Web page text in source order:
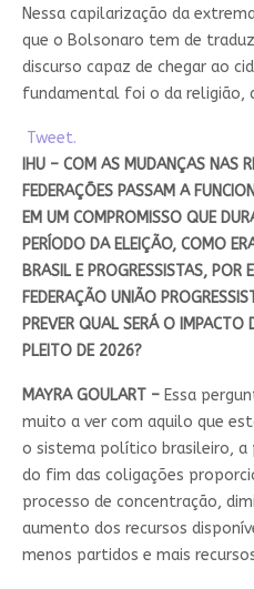
Nessa capilarização da
que o Bolsonaro tem de
discurso capaz de chegar ao
fundamental foi o da religião,
Tweet.
IHU – COM AS MUDANÇAS NAS
FEDERAÇÕES PASSAM A
EM UM COMPROMISSO QUE
PERÍODO DA ELEIÇÃO, COMO
BRASIL E PROGRESSISTAS, POR
FEDERAÇÃO UNIÃO
PREVER QUAL SERÁ O IMPACTO
PLEITO DE 2026?
MAYRA GOULART –Essa
muito a ver com aquilo que
o sistema político brasileiro, a
do fim das coligações
processo de concentração,
aumento dos recursos
menos partidos e mais